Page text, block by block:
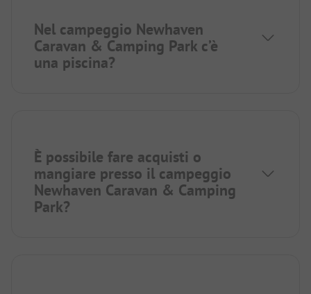
Nel campeggio Newhaven
Caravan & Camping Park c’è
una piscina?
È possibile fare acquisti o
mangiare presso il campeggio
Newhaven Caravan & Camping
Park?